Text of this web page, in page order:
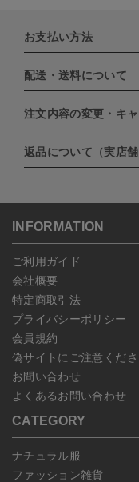
お支払い方法
下記お支払い方法より
・クレジットカード（
EXPRESS,Diners Club
・PayPay
・NP後払い
配送・送料について
配達業者：日本郵便
北海道：1,400円
沖縄：1,400円
注文内容の変更・キ
ご注文日当日から翌日
セルは可能です。
ンセルしていただいた
予約商品など一部キャ
じめご了承ください。
返品について（実店舗
こちらよりご依頼くださ
INFORMATION
ご利用ガイド
会社概要
特定商取引法
プライバシーポリシー
会員規約
偽サイトにご注意くだ
お問い合わせ
よくあるお問い合わせ
CATEGORY
ナチュラル服
ファッション雑貨